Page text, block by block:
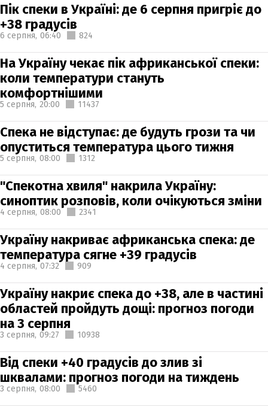
Пік спеки в Україні: де 6 серпня пригріє до
+38 градусів
6 серпня, 06:40 824
На Україну чекає пік африканської спеки:
коли температури стануть
комфортнішими
5 серпня, 20:00 11437
Спека не відступає: де будуть грози та чи
опуститься температура цього тижня
5 серпня, 08:00 1312
"Спекотна хвиля" накрила Україну:
синоптик розповів, коли очікуються зміни
4 серпня, 08:00 2341
Україну накриває африканська спека: де
температура сягне +39 градусів
4 серпня, 07:32 909
Україну накриє спека до +38, але в частині
областей пройдуть дощі: прогноз погоди
на 3 серпня
3 серпня, 09:27 10938
Від спеки +40 градусів до злив зі
шквалами: прогноз погоди на тиждень
3 серпня, 08:00 5460